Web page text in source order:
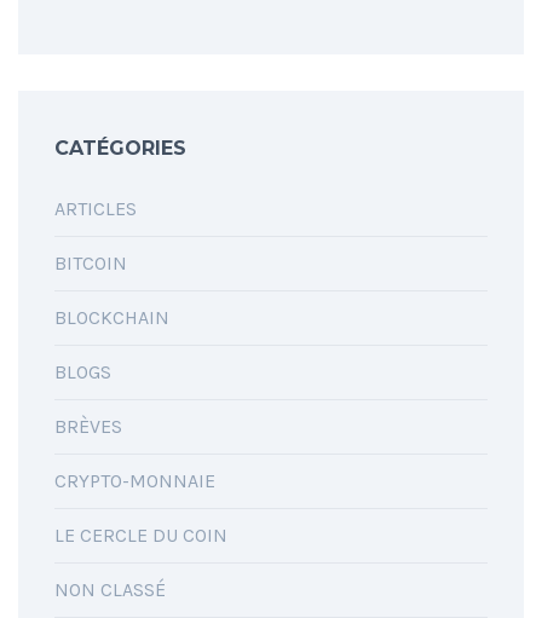
CATÉGORIES
ARTICLES
BITCOIN
BLOCKCHAIN
BLOGS
BRÈVES
CRYPTO-MONNAIE
LE CERCLE DU COIN
NON CLASSÉ